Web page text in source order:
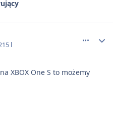
5 l
XBOX One S to możemy